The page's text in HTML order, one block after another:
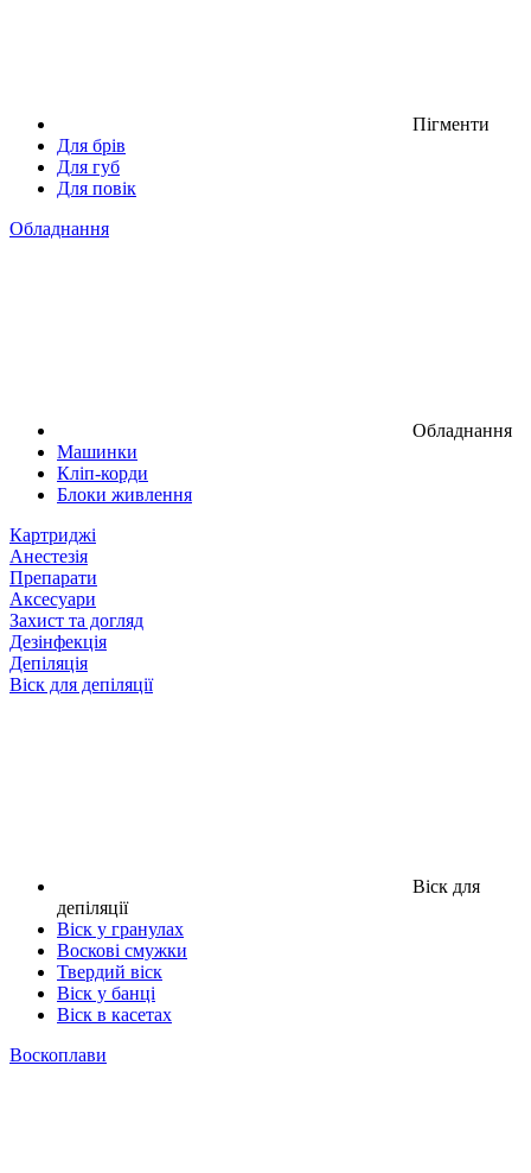
Пігменти
Для брів
Для губ
Для повік
Обладнання
Обладнання
Машинки
Кліп-корди
Блоки живлення
Картриджі
Анестезія
Препарати
Аксесуари
Захист та догляд
Дезінфекція
Депіляція
Віск для депіляції
Віск для
депіляції
Віск у гранулах
Воскові смужки
Твердий віск
Віск у банці
Віск в касетах
Воскоплави